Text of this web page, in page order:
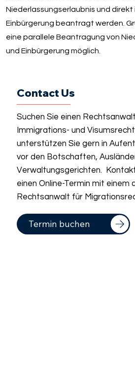
Niederlassungserlaubnis und direkt
Einbürgerung beantragt werden.
eine parallele Beantragung von
und Einbürgerung möglich.
Contact Us
Suchen Sie einen
Immigrations- und
unterstützen Sie gern in
vor den Botschaften,
Verwaltungsgerichten.
einen Online-Termin mit einem
Rechtsanwalt für
Termin buchen